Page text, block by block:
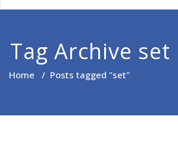
Tag Archive set
Home / Posts tagged "set"